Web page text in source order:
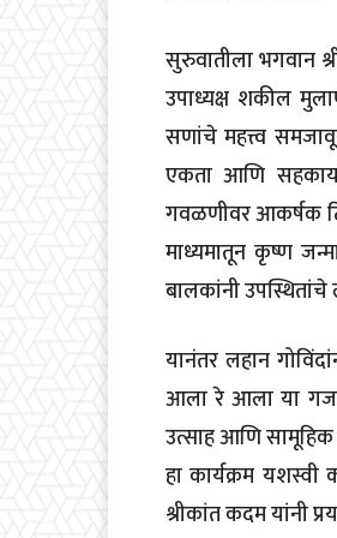
सुरुवातीला भगवान
उपाध्यक्ष शकील
सणांचे महत्त्व
एकता आणि
गवळणीवर आकर्षक
माध्यमातून कृष्ण
बालकांनी
यानंतर लहान
आला रे आला या
उत्साह आणि सामूहिक
हा कार्यक्रम
श्रीकांत कदम यांनी